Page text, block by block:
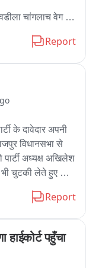
चांगलाच वेग
चिखलात
भातशेतीचं
आहे. याच भात
प्रतिनिधी चैत्राली
Report
के दावेदार अपनी
विधानसभा से
पार्टी अध्यक्ष अखिलेश
चुटकी लेते हुए कहा
का आरोप लगाया,,
में लेगा,,,, अखिलेश
सुदामा की मित्रता
का मुद्दा उठाते हुए
Report
हाईकोर्ट पहुँचा